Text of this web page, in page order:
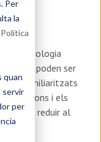
Per
la
Política
quan
servir
per
terminologia
que poden ser
familiaritzats
i els
cal reduir al